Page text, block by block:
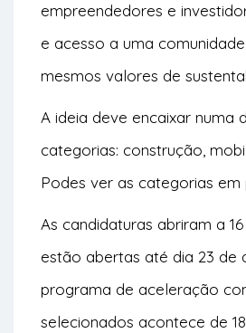
empreendedores e
e acesso a uma
mesmos valores de
A ideia deve encaixar numa
categorias: construção,
Podes ver as categorias
As candidaturas abriram a
estão abertas até dia 23 de
programa de aceleração
selecionados acontece de